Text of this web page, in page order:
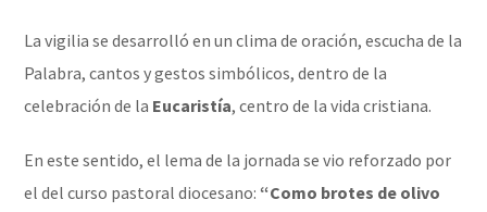
La vigilia se desarrolló en un clima de oración, escucha de la
Palabra, cantos y gestos simbólicos, dentro de la
celebración de la Eucaristía, centro de la vida cristiana.
En este sentido, el lema de la jornada se vio reforzado por
el del curso pastoral diocesano: “Como brotes de olivo